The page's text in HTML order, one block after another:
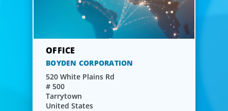
BOYDEN CORPORATION
520 White Plains Rd
# 500
Tarrytown
United States